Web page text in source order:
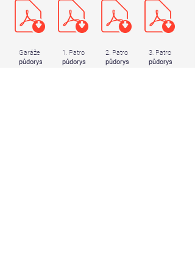
Garáže
půdorys
1. Patro
půdorys
2. Patro
půdorys
3. Patro
půdorys